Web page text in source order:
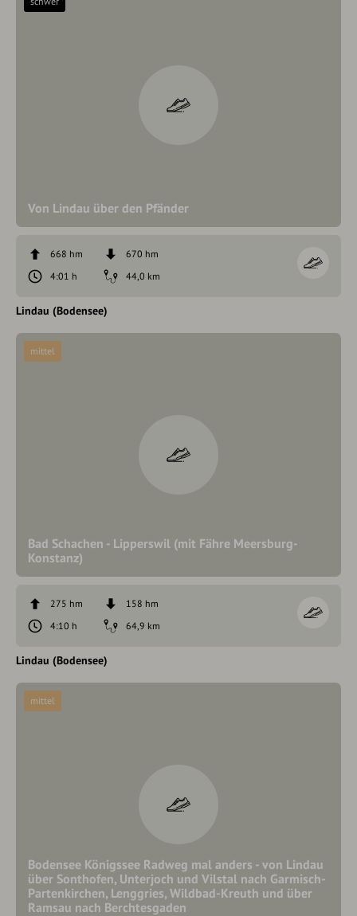
Von Lindau über den Pfänder
668 hm
670 hm
4:01 h
44,0 km
Lindau (Bodensee)
Bad Schachen - Lipperswil (mit Fähre Meersburg-
Konstanz)
mittel
275 hm
158 hm
4:10 h
64,9 km
Lindau (Bodensee)
Bodensee Königssee Radweg mal anders - von Lindau
über Sonthofen, Unterjoch und Vilstal nach Garmisch-
Partenkirchen, Lenggries, Wildbad-Kreuth und über
Ramsau nach Berchtesgaden
mittel